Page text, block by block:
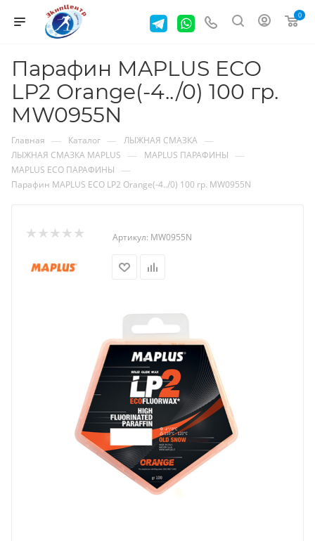
0
Парафин MAPLUS ECO
LP2 Orange(-4../0) 100 гр.
MW0955N
Главная — Каталог — ЛЫЖНАЯ СМАЗКА —
ЛЫЖНАЯ СМАЗКА MAPLUS — MAPLUS ПАРАФИНЫ —
MAPLUS ECO ПАРАФИНЫ —
Парафин MAPLUS ECO LP2 Orange(-4../0) 100 гр. MW0955N
Артикул: MW0955N